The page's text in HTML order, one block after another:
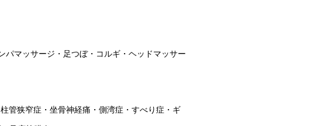
パマッサージ・足つぼ・コルギ・ヘッドマッサー
管狭窄症・坐骨神経痛・側湾症・すべり症・ギ